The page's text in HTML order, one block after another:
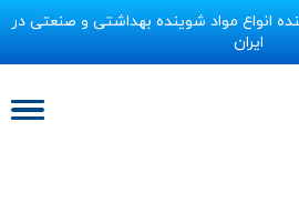
انواع مواد شوینده بهداشتی و صنعتی در
ایران